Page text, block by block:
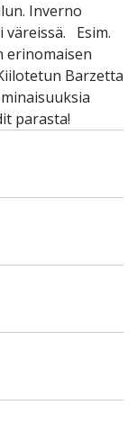
Inverno
väreissä. Esim.
erinomaisen
Barzetta
parasta!